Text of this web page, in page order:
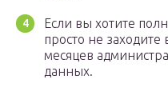
Если вы хотите
просто не
месяцев
данных.